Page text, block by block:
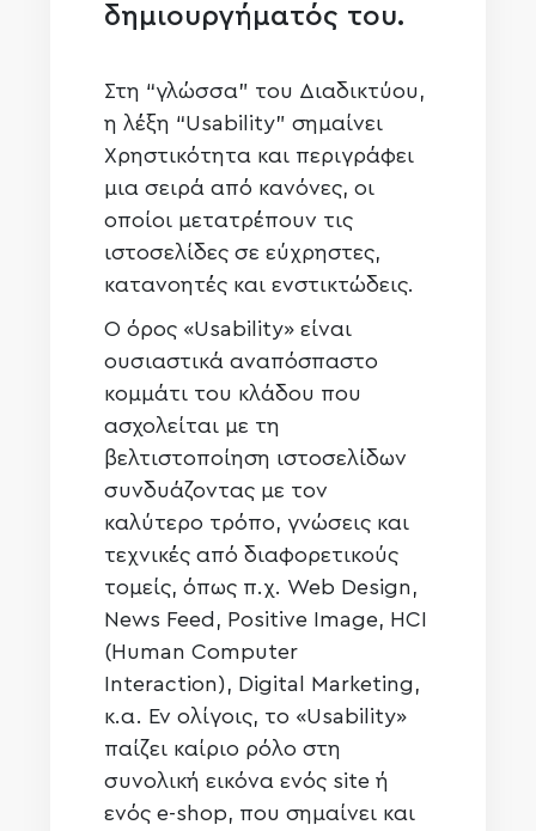
δημιουργήματός του.
Στη “γλώσσα” του Διαδικτύου,
η λέξη “Usability” σημαίνει
Χρηστικότητα και περιγράφει
μια σειρά από κανόνες, οι
οποίοι μετατρέπουν τις
ιστοσελίδες σε εύχρηστες,
κατανοητές και ενστικτώδεις.
Ο όρος «Usability» είναι
ουσιαστικά αναπόσπαστο
κομμάτι του κλάδου που
ασχολείται με τη
βελτιστοποίηση ιστοσελίδων
συνδυάζοντας με τον
καλύτερο τρόπο, γνώσεις και
τεχνικές από διαφορετικούς
τομείς, όπως π.χ. Web Design,
News Feed, Positive Image, HCI
(Human Computer
Interaction), Digital Marketing,
κ.α. Εν ολίγοις, το «Usability»
παίζει καίριο ρόλο στη
συνολική εικόνα ενός site ή
ενός e-shop, που σημαίνει και